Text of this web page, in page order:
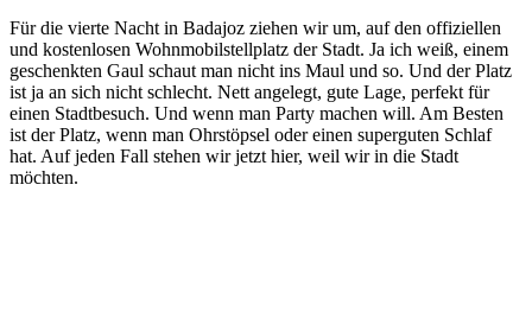
Für die vierte Nacht in Badajoz ziehen wir um, auf den offiziellen
und kostenlosen Wohnmobilstellplatz der Stadt. Ja ich weiß, einem
geschenkten Gaul schaut man nicht ins Maul und so. Und der Platz
ist ja an sich nicht schlecht. Nett angelegt, gute Lage, perfekt für
einen Stadtbesuch. Und wenn man Party machen will. Am Besten
ist der Platz, wenn man Ohrstöpsel oder einen superguten Schlaf
hat. Auf jeden Fall stehen wir jetzt hier, weil wir in die Stadt
möchten.